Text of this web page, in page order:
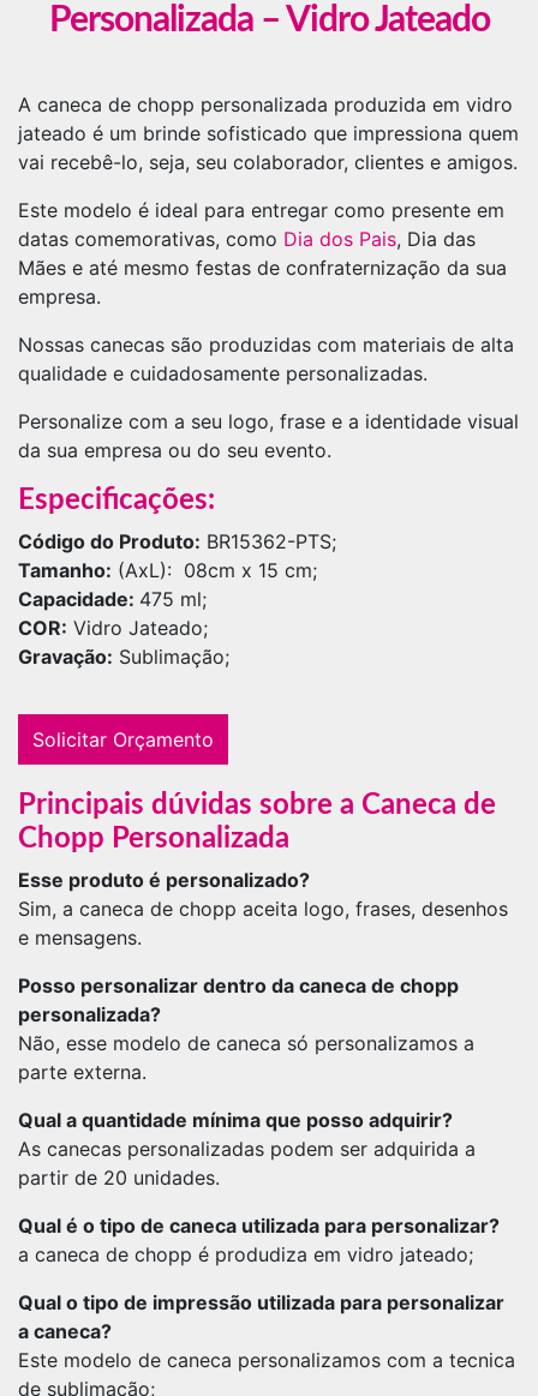
Personalizada – Vidro Jateado
A caneca de chopp personalizada produzida em vidro
jateado é um brinde sofisticado que impressiona quem
vai recebê-lo, seja, seu colaborador, clientes e amigos.
Este modelo é ideal para entregar como presente em
datas comemorativas, como Dia dos Pais, Dia das
Mães e até mesmo festas de confraternização da sua
empresa.
Nossas canecas são produzidas com materiais de alta
qualidade e cuidadosamente personalizadas.
Personalize com a seu logo, frase e a identidade visual
da sua empresa ou do seu evento.
Especificações:
Código do Produto: BR15362-PTS;
Tamanho: (AxL): 08cm x 15 cm;
Capacidade: 475 ml;
COR: Vidro Jateado;
Gravação: Sublimação;
Solicitar Orçamento
Principais dúvidas sobre a Caneca de
Chopp Personalizada
Esse produto é personalizado?
Sim, a caneca de chopp aceita logo, frases, desenhos
e mensagens.
Posso personalizar dentro da caneca de chopp
personalizada?
Não, esse modelo de caneca só personalizamos a
parte externa.
Qual a quantidade mínima que posso adquirir?
As canecas personalizadas podem ser adquirida a
partir de 20 unidades.
Qual é o tipo de caneca utilizada para personalizar?
a caneca de chopp é produdiza em vidro jateado;
Qual o tipo de impressão utilizada para personalizar
a caneca?
Este modelo de caneca personalizamos com a tecnica
de sublimação;